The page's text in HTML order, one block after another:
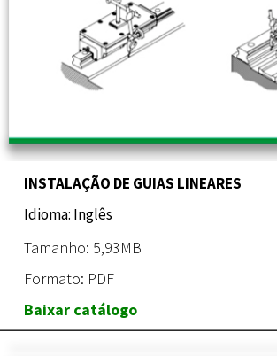
INSTALAÇÃO DE GUIAS LINEARES
Idioma: Inglês
Tamanho: 5,93MB
Formato: PDF
Baixar catálogo